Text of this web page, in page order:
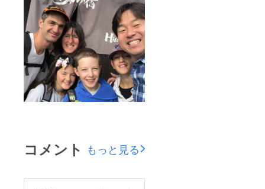
コメント もっと見る